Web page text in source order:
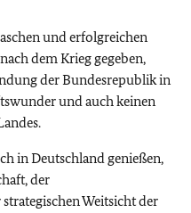
und erfolgreichen
dem Krieg gegeben,
der Bundesrepublik in
und auch keinen
in Deutschland genießen,
der
Weitsicht der